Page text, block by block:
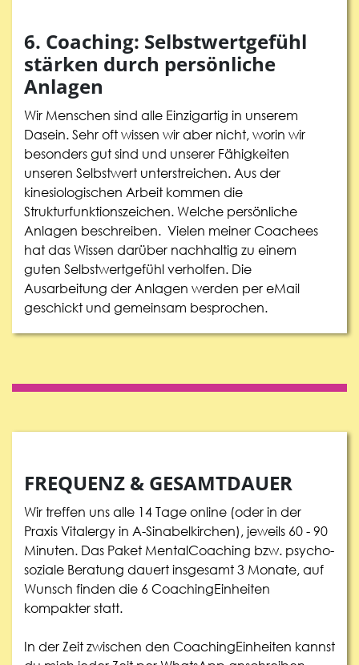
6. Coaching: Selbstwertgefühl
stärken durch persönliche
Anlagen
Wir Menschen sind alle Einzigartig in unserem
Dasein. Sehr oft wissen wir aber nicht, worin wir
besonders gut sind und unserer Fähigkeiten
unseren Selbstwert unterstreichen. Aus der
kinesiologischen Arbeit kommen die
Strukturfunktionszeichen. Welche persönliche
Anlagen beschreiben. Vielen meiner Coachees
hat das Wissen darüber nachhaltig zu einem
guten Selbstwertgefühl verholfen. Die
Ausarbeitung der Anlagen werden per eMail
geschickt und gemeinsam besprochen.
FREQUENZ & GESAMTDAUER
Wir treffen uns alle 14 Tage online (oder in der
Praxis Vitalergy in A-Sinabelkirchen), jeweils 60 - 90
Minuten. Das Paket MentalCoaching bzw. psycho-
soziale Beratung dauert insgesamt 3 Monate, auf
Wunsch finden die 6 CoachingEinheiten
kompakter statt.
In der Zeit zwischen den CoachingEinheiten kannst